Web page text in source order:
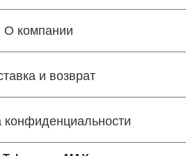
О компании
и возврат
конфиденциальности